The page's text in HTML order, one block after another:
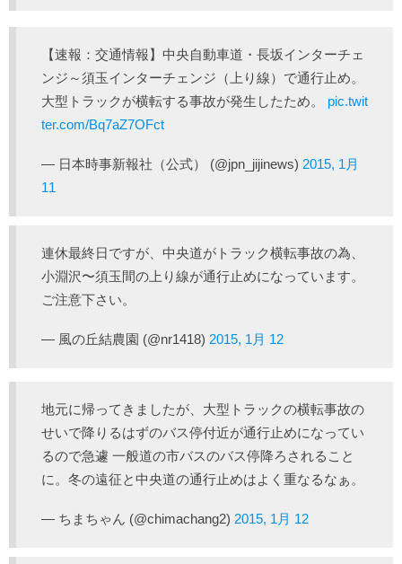
【速報：交通情報】中央自動車道・長坂インターチェ
ンジ～須玉インターチェンジ（上り線）で通行止め。
大型トラックが横転する事故が発生したため。 pic.twit
ter.com/Bq7aZ7OFct
— 日本時事新報社（公式） (@jpn_jijinews) 2015, 1月
11
連休最終日ですが、中央道がトラック横転事故の為、
小淵沢〜須玉間の上り線が通行止めになっています。
ご注意下さい。
— 風の丘結農園 (@nr1418) 2015, 1月 12
地元に帰ってきましたが、大型トラックの横転事故の
せいで降りるはずのバス停付近が通行止めになってい
るので急遽 一般道の市バスのバス停降ろされること
に。冬の遠征と中央道の通行止めはよく重なるなぁ。
— ちまちゃん (@chimachang2) 2015, 1月 12